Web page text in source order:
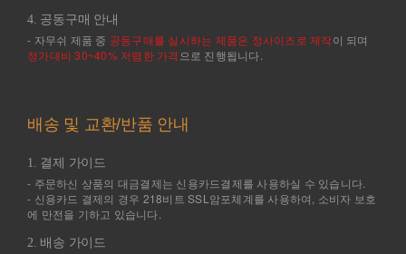
4. 공동구매 안내
- 자무쉬 제품 중 공동구매를 실시하는 제품은 정사이즈로 제작이 되며
정가대비 30~40% 저렴한 가격 으로 진행됩니다.
배송 및 교환/반품 안내
1. 결제 가이드
- 주문하신 상품의 대금결제는 신용카드결제를 사용하실 수 있습니다.
- 신용카드 결제의 경우 218비트 SSL암포체계를 사용하여, 소비자 보호
에 만전을 기하고 있습니다.
2. 배송 가이드